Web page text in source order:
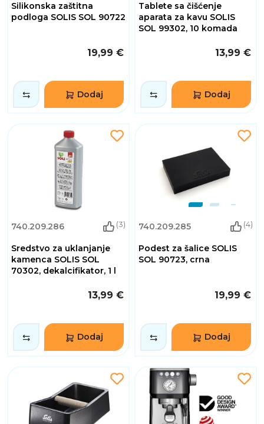
Silikonska zaštitna
podloga SOLIS SOL 90722
19,99 €
Dodaj
Tablete sa čišćenje
aparata za kavu SOLIS
SOL 99302, 10 komada
13,99 €
Dodaj
740.209.286 (3)
Sredstvo za uklanjanje
kamenca SOLIS SOL
70302, dekalcifikator, 1 l
13,99 €
Dodaj
740.209.285 (4)
Podest za šalice SOLIS
SOL 90723, crna
19,99 €
Dodaj